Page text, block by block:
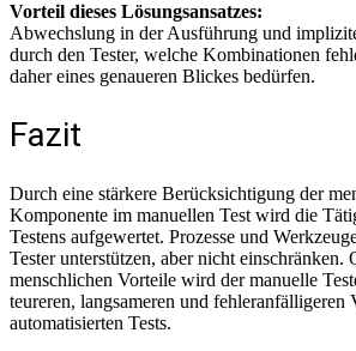
Vorteil dieses Lösungsansatzes:
Abwechslung in der Ausführung und
durch den Tester, welche Kombinationen
daher eines genaueren Blickes bedürfen.
Fazit
Durch eine stärkere Berücksichtigung der
Komponente im manuellen Test wird die
Testens aufgewertet. Prozesse und
Tester unterstützen, aber nicht einschränken.
menschlichen Vorteile wird der manuelle
teureren, langsameren und fehleranfälligeren
automatisierten Tests.